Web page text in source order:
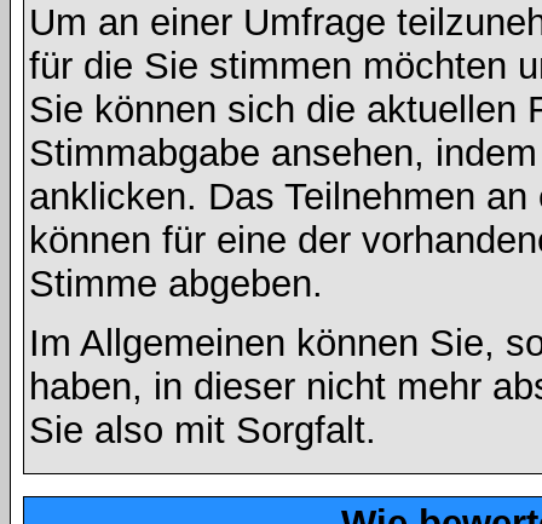
Um an einer Umfrage
für die Sie stimmen möchten
Sie können sich die aktuellen
Stimmabgabe ansehen,
anklicken. Das Teilnehmen
können für eine der
Stimme abgeben.
Im Allgemeinen können Sie,
haben, in dieser nicht mehr
Sie also mit Sorgfalt.